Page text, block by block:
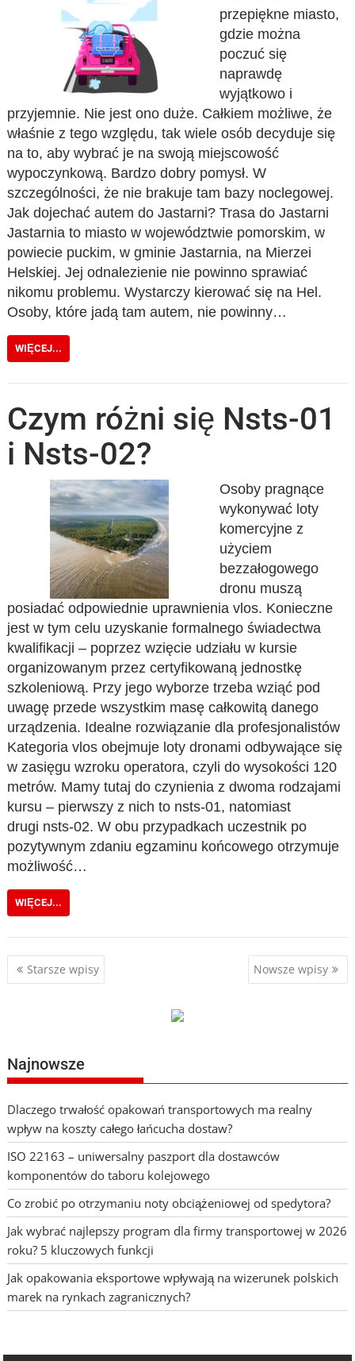
przepiękne miasto,
gdzie można
poczuć się
naprawdę
wyjątkowo i
przyjemnie. Nie jest ono duże. Całkiem możliwe, że
właśnie z tego względu, tak wiele osób decyduje się
na to, aby wybrać je na swoją miejscowość
wypoczynkową. Bardzo dobry pomysł. W
szczególności, że nie brakuje tam bazy noclegowej.
Jak dojechać autem do Jastarni? Trasa do Jastarni
Jastarnia to miasto w województwie pomorskim, w
powiecie puckim, w gminie Jastarnia, na Mierzei
Helskiej. Jej odnalezienie nie powinno sprawiać
nikomu problemu. Wystarczy kierować się na Hel.
Osoby, które jadą tam autem, nie powinny…
WIĘCEJ...
Czym różni się Nsts-01
i Nsts-02?
Osoby pragnące
wykonywać loty
komercyjne z
użyciem
bezzałogowego
dronu muszą
posiadać odpowiednie uprawnienia vlos. Konieczne
jest w tym celu uzyskanie formalnego świadectwa
kwalifikacji – poprzez wzięcie udziału w kursie
organizowanym przez certyfikowaną jednostkę
szkoleniową. Przy jego wyborze trzeba wziąć pod
uwagę przede wszystkim masę całkowitą danego
urządzenia. Idealne rozwiązanie dla profesjonalistów
Kategoria vlos obejmuje loty dronami odbywające się
w zasięgu wzroku operatora, czyli do wysokości 120
metrów. Mamy tutaj do czynienia z dwoma rodzajami
kursu – pierwszy z nich to nsts-01, natomiast
drugi nsts-02. W obu przypadkach uczestnik po
pozytywnym zdaniu egzaminu końcowego otrzymuje
możliwość…
WIĘCEJ...
Nawigacja
Starsze wpisy Nowsze wpisy
Najnowsze
Dlaczego trwałość opakowań transportowych ma realny
wpływ na koszty całego łańcucha dostaw?
ISO 22163 – uniwersalny paszport dla dostawców
komponentów do taboru kolejowego
Co zrobić po otrzymaniu noty obciążeniowej od spedytora?
Jak wybrać najlepszy program dla firmy transportowej w 2026
roku? 5 kluczowych funkcji
Jak opakowania eksportowe wpływają na wizerunek polskich
marek na rynkach zagranicznych?